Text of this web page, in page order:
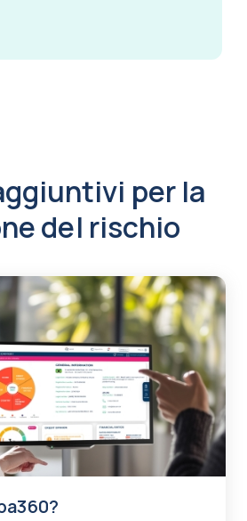
per la
del rischio